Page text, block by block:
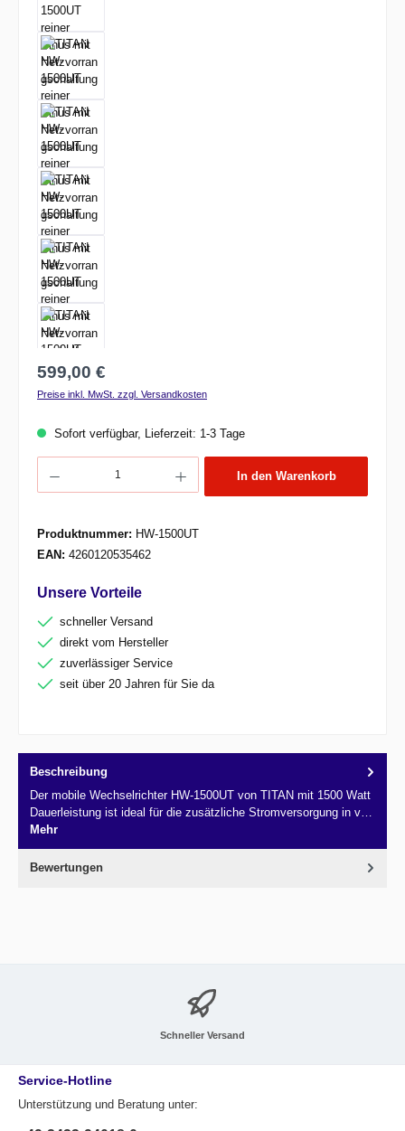
Regulärer Preis:
599,00 €
Preise inkl. MwSt. zzgl. Versandkosten
Sofort verfügbar, Lieferzeit: 1-3 Tage
In den Warenkorb
Produktnummer: HW-1500UT
EAN: 4260120535462
Unsere Vorteile
schneller Versand
direkt vom Hersteller
zuverlässiger Service
seit über 20 Jahren für Sie da
Beschreibung
Der mobile Wechselrichter HW-1500UT von TITAN mit 1500 Watt
Dauerleistung ist ideal für die zusätzliche Stromversorgung in v…
Mehr
Bewertungen
Schneller Versand
Service-Hotline
Unterstützung und Beratung unter: